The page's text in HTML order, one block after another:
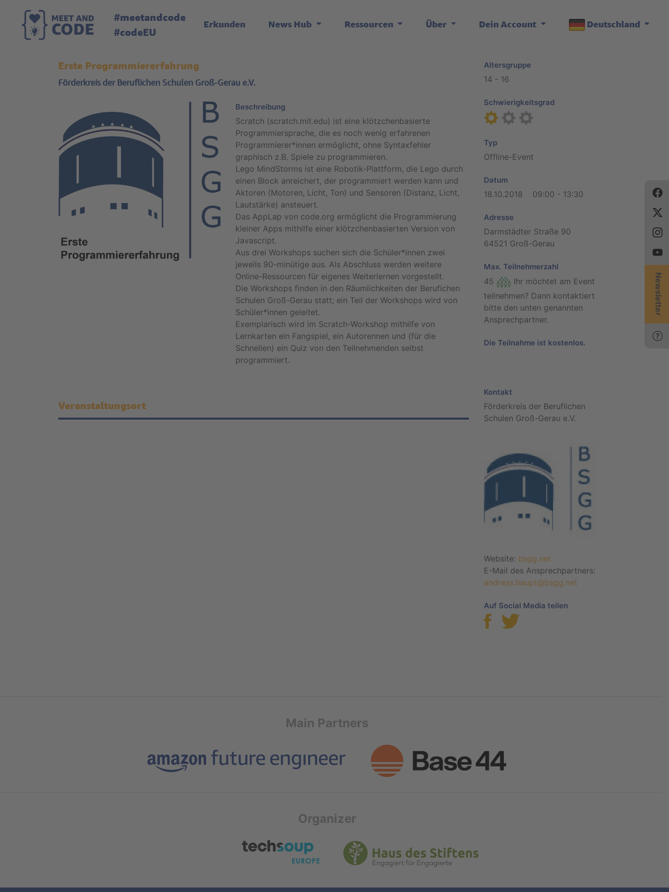
Newsletter
#meetandcode
#codeEU
Erkunden News Hub Ressourcen Über Dein Account Deutschland
Erste Programmiererfahrung
Förderkreis der Beruflichen Schulen Groß-Gerau e.V.
Beschreibung
Scratch (scratch.mit.edu) ist eine klötzchenbasierte
Programmiersprache, die es noch wenig erfahrenen
Programmierer*innen ermöglicht, ohne Syntaxfehler
graphisch z.B. Spiele zu programmieren.
Lego MindStorms ist eine Robotik-Plattform, die Lego durch
einen Block anreichert, der programmiert werden kann und
Aktoren (Motoren, Licht, Ton) und Sensoren (Distanz, Licht,
Lautstärke) ansteuert.
Das AppLap von code.org ermöglicht die Programmierung
kleiner Apps mithilfe einer klötzchenbasierten Version von
Javascript.
Aus drei Workshops suchen sich die Schüler*innen zwei
jeweils 90-minütige aus. Als Abschluss werden weitere
Online-Ressourcen für eigenes Weiterlernen vorgestellt.
Die Workshops finden in den Räumlichkeiten der Berufichen
Schulen Groß-Gerau statt; ein Teil der Workshops wird von
Schüler*innen geleitet.
Exemplarisch wird im Scratch-Workshop mithilfe von
Lernkarten ein Fangspiel, ein Autorennen und (für die
Schnellen) ein Quiz von den Teilnehmenden selbst
programmiert.
Veranstaltungsort
Altersgruppe
14 - 16
Schwierigkeitsgrad
Typ
Offline-Event
Datum
18.10.2018 09:00 - 13:30
Adresse
Darmstädter Straße 90
64521 Groß-Gerau
Max. Teilnehmerzahl
45
Ihr möchtet am Event
teilnehmen? Dann kontaktiert
bitte den unten genannten
Ansprechpartner.
Die Teilnahme ist kostenlos.
Kontakt
Förderkreis der Beruflichen
Schulen Groß-Gerau e.V.
Website: bsgg.net
E-Mail des Ansprechpartners:
andreas.haupt@bsgg.net
Auf Social Media teilen
Main Partners
Organizer